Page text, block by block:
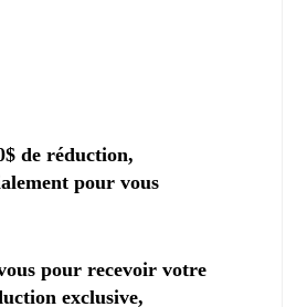
de réduction,
pour vous
pour recevoir votre
exclusive,